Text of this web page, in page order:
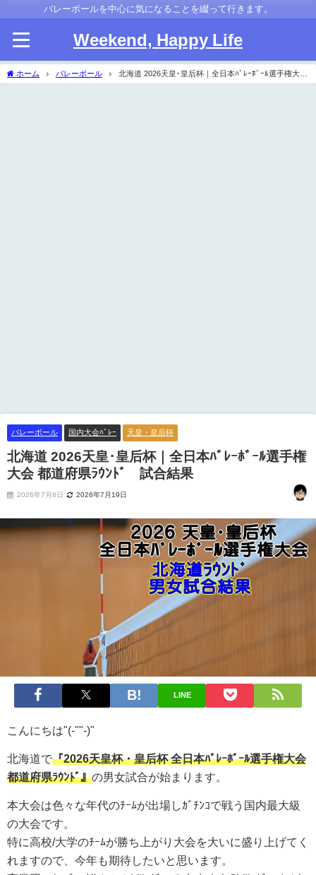
バレーボールを中心に気になることを綴って行きます。
Weekend, Happy Life
ホーム バレーボール
北海道 2026天皇･皇后杯｜全日本ﾊﾞﾚｰﾎﾞｰﾙ選手権大会
都道府県ﾗｳﾝﾄﾞ 試合結果
バレーボール 国内大会ﾊﾞﾚｰ 天皇・皇后杯
北海道 2026天皇･皇后杯｜全日本ﾊﾞﾚｰﾎﾞｰﾙ選手権
大会 都道府県ﾗｳﾝﾄﾞ 試合結果
2026年7月8日 2026年7月19日
LINE
こんにちは"(-""-)"
北海道で『2026天皇杯・皇后杯 全日本ﾊﾞﾚｰﾎﾞｰﾙ選手権大会
都道府県ﾗｳﾝﾄﾞ』の男女試合が始まります。
本大会は色々な年代のﾁｰﾑが出場しｶﾞﾁﾝｺで戦う国内最大級
の大会です。
特に高校/大学のﾁｰﾑが勝ち上がり大会を大いに盛り上げてく
れますので、今年も期待したいと思います。